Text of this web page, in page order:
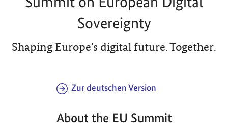
Sovereignty
Shaping Europe's digital future. Together.
Zur deutschen Version
About the EU Summit